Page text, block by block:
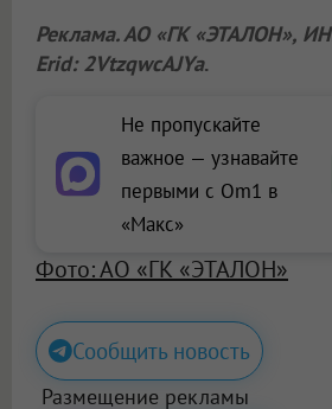
Реклама. АО «ГК «ЭТАЛОН»,
Erid: 2VtzqwcAJYa.
Не пропускайте
важное — узнавайте
первыми с Om1 в
«Макс»
Фото: АО «ГК «ЭТАЛОН»
Сообщить новость
Размещение рекламы